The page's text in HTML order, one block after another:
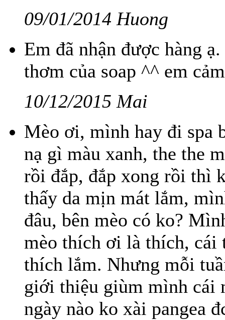
09/01/2014 Huong
Em đã nhận được hàng
thơm của soap ^^ em
10/12/2015 Mai
Mèo ơi, mình hay đi spa
nạ gì màu xanh, the the
rồi đắp, đắp xong rồi thì
thấy da mịn mát lắm,
đâu, bên mèo có ko?
mèo thích ơi là thích, cái
thích lắm. Nhưng mỗi
giới thiệu giùm mình cái
ngày nào ko xài pangea